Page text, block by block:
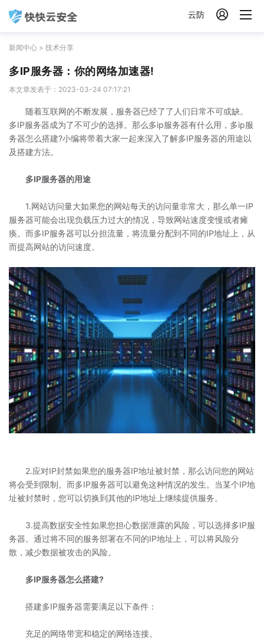
云防 
新闻中心 > 技术分享
多IP服务器：你的网络加速器!
本文章发表于：2023-03-24 07:17:21
随着互联网的不断发展，服务器已经了了人们日常不可或缺。
多IP服务器成为了不可少的选择。那么多ip服务器有什么用，多ip服
务器怎么搭建?小编将带着大家一起来深入了解多IP服务器的用途以
及搭建方法。
多IP服务器的用途
1.网站访问量大如果您的网站每天的访问量非常大，那么单一IP
服务器可能会出现负载压力过大的情况，导致网站速度变慢或者瘫
痪。而多IP服务器可以分担流量，将流量分配到不同的IP地址上，从
而提高网站的访问速度。
2.应对IP封禁如果您的服务器IP地址被封禁，那么访问您的网站
将会受到限制。而多IP服务器可以避免这种情况的发生。当某个IP地
址被封禁时，您可以切换到其他的IP地址上继续提供服务。
3.提高数据安全性如果您担心数据泄露的风险，可以选择多IP服
务器。通过将不同的服务部署在不同的IP地址上，可以将风险分
散，减少数据被攻击的风险。
多IP服务器怎么搭建?
搭建多IP服务器需要满足以下条件：
充足的网络带宽和稳定的网络连接。